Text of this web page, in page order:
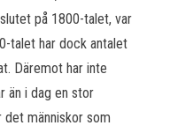
på 1800-talet, var
talet har dock antalet
Däremot har inte
än i dag en stor
människor som